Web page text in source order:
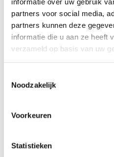
partners voor social media,
partners kunnen deze
informatie die u aan ze heeft
verzameld op basis van uw
Noodzakelijk
Voorkeuren
Statistieken
(+31) 73
(+31) 73